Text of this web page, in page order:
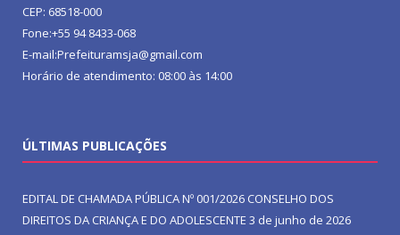
CEP: 68518-000
Fone:+55 94 8433-068
E-mail:Prefeituramsja@gmail.com
Horário de atendimento: 08:00 às 14:00
ÚLTIMAS PUBLICAÇÕES
EDITAL DE CHAMADA PÚBLICA Nº 001/2026 CONSELHO DOS
DIREITOS DA CRIANÇA E DO ADOLESCENTE 3 de junho de 2026